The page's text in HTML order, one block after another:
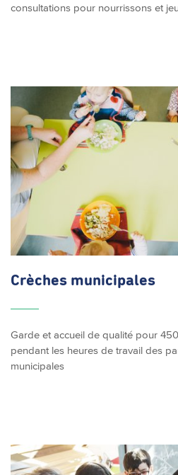
consultations pour nourrissons et
Crèches municipales
Garde et accueil de qualité pour
pendant les heures de travail des
municipales